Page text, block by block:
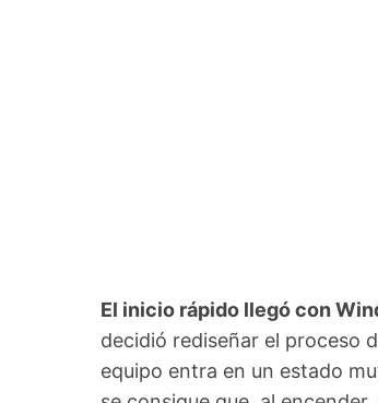
El inicio rápido llegó con
decidió rediseñar el proceso
equipo entra en un estado